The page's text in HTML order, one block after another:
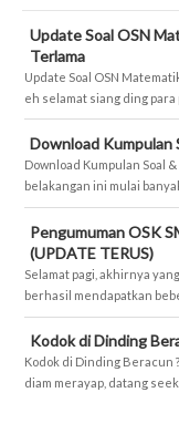
Update Soal OSN
Terlama
Update Soal OSN
eh selamat siang ding para
Download Kumpulan
Download Kumpulan Soal
belakangan ini mulai
Pengumuman OSK
(UPDATE TERUS)
Selamat pagi, akhirnya
berhasil mendapatkan
Kodok di Dinding
Kodok di Dinding Beracun
diam merayap, datang